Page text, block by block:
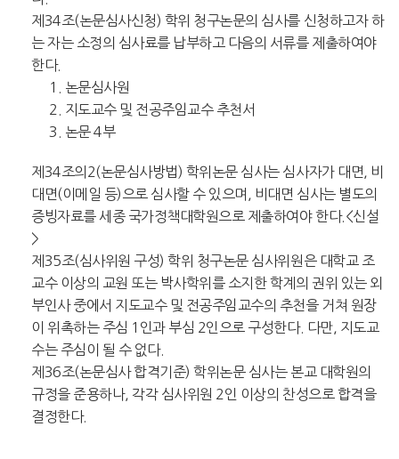
제34조(논문심사신청) 학위 청구논문의 심사를 신청하고자 하
는 자는 소정의 심사료를 납부하고 다음의 서류를 제출하여야
한다.
1. 논문심사원
2. 지도교수 및 전공주임교수 추천서
3. 논문 4부
제34조의2(논문심사방법) 학위논문 심사는 심사자가 대면, 비
대면(이메일 등)으로 심사할 수 있으며, 비대면 심사는 별도의
증빙자료를 세종 국가정책대학원으로 제출하여야 한다.<신설
>
제35조(심사위원 구성) 학위 청구논문 심사위원은 대학교 조
교수 이상의 교원 또는 박사학위를 소지한 학계의 권위 있는 외
부인사 중에서 지도교수 및 전공주임교수의 추천을 거쳐 원장
이 위촉하는 주심 1인과 부심 2인으로 구성한다. 다만, 지도교
수는 주심이 될 수 없다.
제36조(논문심사 합격기준) 학위논문 심사는 본교 대학원의
규정을 준용하나, 각각 심사위원 2인 이상의 찬성으로 합격을
결정한다.